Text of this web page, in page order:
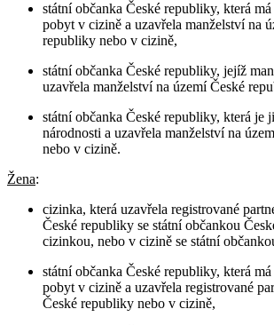
státní občanka České republiky, která
pobyt v cizině a uzavřela manželství na
republiky nebo v cizině,
státní občanka České republiky, jejíž
uzavřela manželství na území České
státní občanka České republiky, která je
národnosti a uzavřela manželství na
nebo v cizině.
Žena:
cizinka, která uzavřela registrované
České republiky se státní občankou
cizinkou, nebo v cizině se státní
státní občanka České republiky, která
pobyt v cizině a uzavřela registrované
České republiky nebo v cizině,